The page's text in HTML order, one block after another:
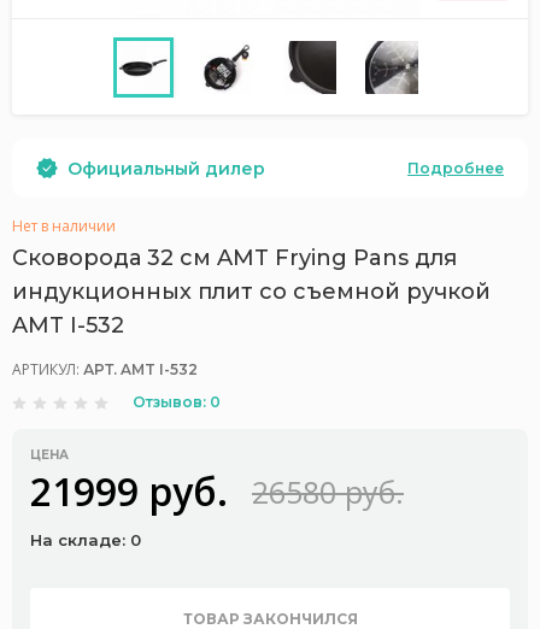
Официальный дилер Подробнее
Нет в наличии
Сковорода 32 см AMT Frying Pans для
индукционных плит со съемной ручкой
AMT I-532
АРТИКУЛ: АРТ. AMT I-532
Отзывов: 0
ЦЕНА
21999 руб. 26580 руб.
На складе: 0
ТОВАР ЗАКОНЧИЛСЯ